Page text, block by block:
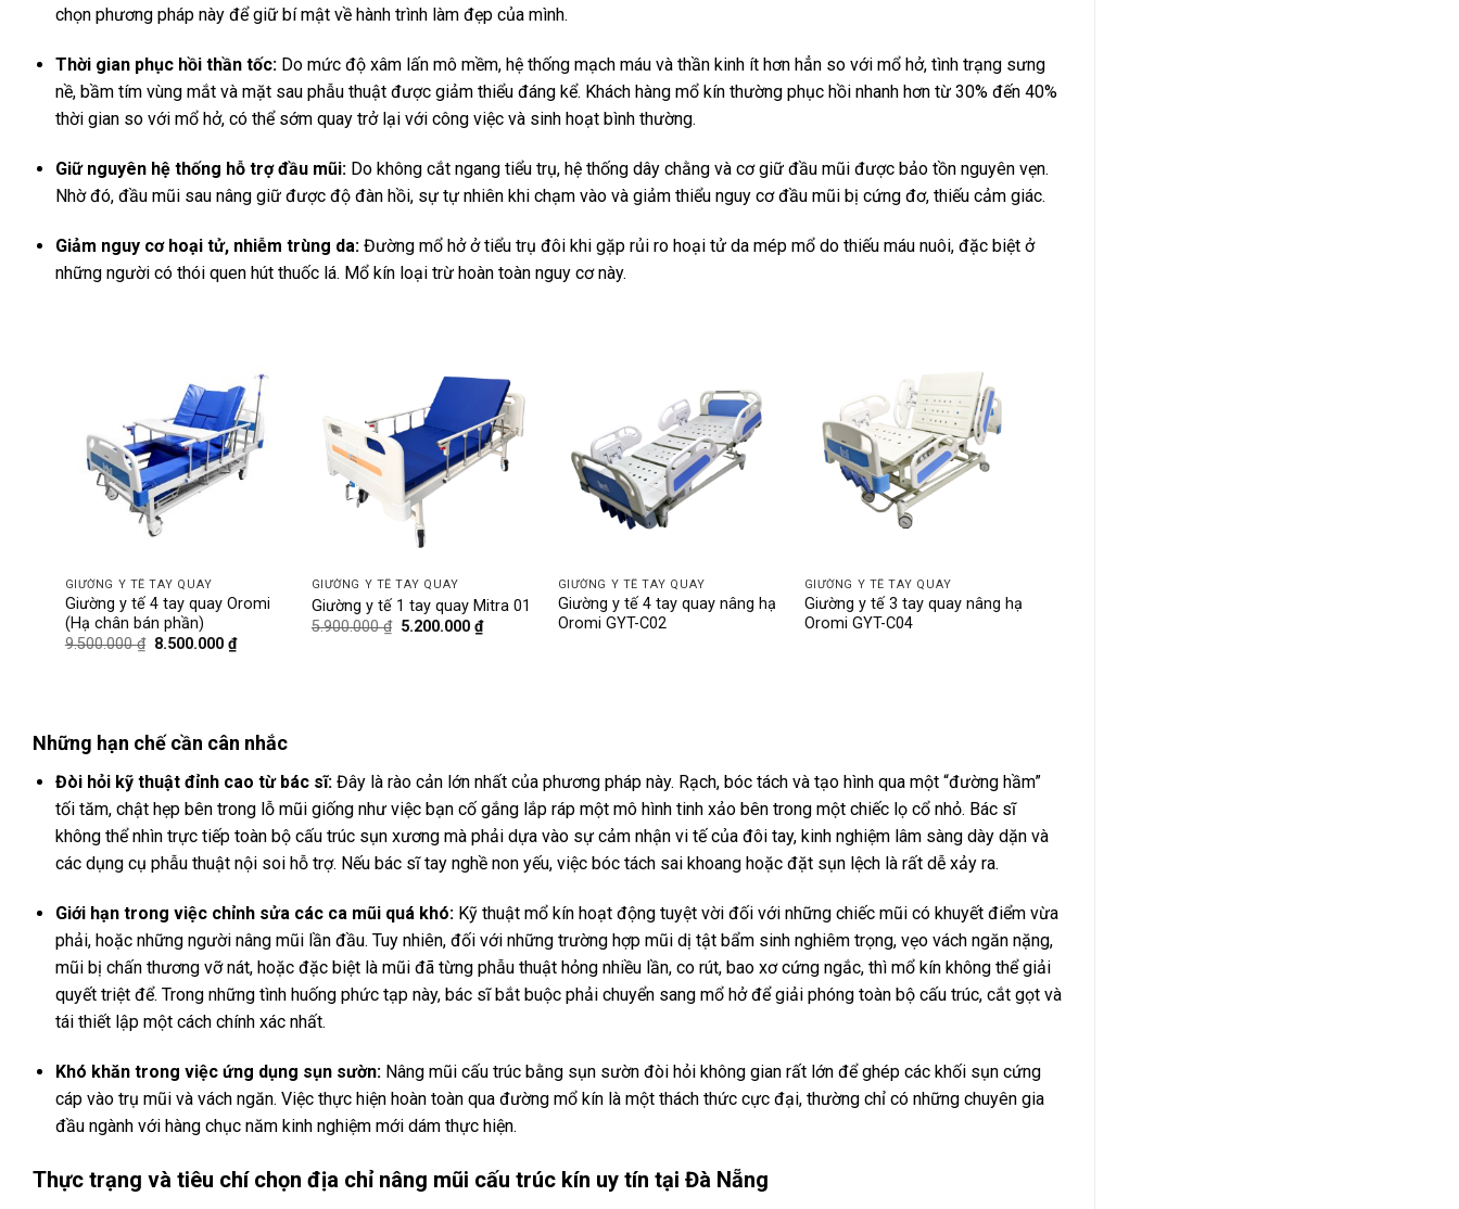
chọn phương pháp này để giữ bí mật về hành trình làm đẹp của mình.
Thời gian phục hồi thần tốc:Do mức độ xâm lấn mô mềm, hệ thống mạch máu và thần kinh ít hơn hẳn so với mổ hở, tình trạng sưng
nề, bầm tím vùng mắt và mặt sau phẫu thuật được giảm thiểu đáng kể. Khách hàng mổ kín thường phục hồi nhanh hơn từ 30% đến 40%
thời gian so với mổ hở, có thể sớm quay trở lại với công việc và sinh hoạt bình thường.
Giữ nguyên hệ thống hỗ trợ đầu mũi:Do không cắt ngang tiểu trụ, hệ thống dây chằng và cơ giữ đầu mũi được bảo tồn nguyên vẹn.
Nhờ đó, đầu mũi sau nâng giữ được độ đàn hồi, sự tự nhiên khi chạm vào và giảm thiểu nguy cơ đầu mũi bị cứng đơ, thiếu cảm giác.
Giảm nguy cơ hoại tử, nhiễm trùng da:Đường mổ hở ở tiểu trụ đôi khi gặp rủi ro hoại tử da mép mổ do thiếu máu nuôi, đặc biệt ở
những người có thói quen hút thuốc lá. Mổ kín loại trừ hoàn toàn nguy cơ này.
GIƯỜNG Y TẾ TAY QUAY
Giường y tế 4 tay quay Oromi
(Hạ chân bán phần)
9.500.000₫ Giá
8.500.000₫Giá
hiện
GIƯỜNG Y TẾ TAY QUAY
Giường y tế 1 tay quay Mitra 01
5.900.000₫ Giá
5.200.000₫Giá
hiện
GIƯỜNG Y TẾ TAY QUAY
Giường y tế 4 tay quay nâng hạ
Oromi GYT-C02
GIƯỜNG Y TẾ TAY QUAY
Giường y tế 3 tay quay nâng hạ
Oromi GYT-C04
Những hạn chế cần cân nhắc
Đòi hỏi kỹ thuật đỉnh cao từ bác sĩ:Đây là rào cản lớn nhất của phương pháp này. Rạch, bóc tách và tạo hình qua một “đường hầm”
tối tăm, chật hẹp bên trong lỗ mũi giống như việc bạn cố gắng lắp ráp một mô hình tinh xảo bên trong một chiếc lọ cổ nhỏ. Bác sĩ
không thể nhìn trực tiếp toàn bộ cấu trúc sụn xương mà phải dựa vào sự cảm nhận vi tế của đôi tay, kinh nghiệm lâm sàng dày dặn và
các dụng cụ phẫu thuật nội soi hỗ trợ. Nếu bác sĩ tay nghề non yếu, việc bóc tách sai khoang hoặc đặt sụn lệch là rất dễ xảy ra.
Giới hạn trong việc chỉnh sửa các ca mũi quá khó:Kỹ thuật mổ kín hoạt động tuyệt vời đối với những chiếc mũi có khuyết điểm vừa
phải, hoặc những người nâng mũi lần đầu. Tuy nhiên, đối với những trường hợp mũi dị tật bẩm sinh nghiêm trọng, vẹo vách ngăn nặng,
mũi bị chấn thương vỡ nát, hoặc đặc biệt là mũi đã từng phẫu thuật hỏng nhiều lần, co rút, bao xơ cứng ngắc, thì mổ kín không thể giải
quyết triệt để. Trong những tình huống phức tạp này, bác sĩ bắt buộc phải chuyển sang mổ hở để giải phóng toàn bộ cấu trúc, cắt gọt và
tái thiết lập một cách chính xác nhất.
Khó khăn trong việc ứng dụng sụn sườn:Nâng mũi cấu trúc bằng sụn sườn đòi hỏi không gian rất lớn để ghép các khối sụn cứng
cáp vào trụ mũi và vách ngăn. Việc thực hiện hoàn toàn qua đường mổ kín là một thách thức cực đại, thường chỉ có những chuyên gia
đầu ngành với hàng chục năm kinh nghiệm mới dám thực hiện.
Thực trạng và tiêu chí chọn địa chỉ nâng mũi cấu trúc kín uy tín tại Đà Nẵng